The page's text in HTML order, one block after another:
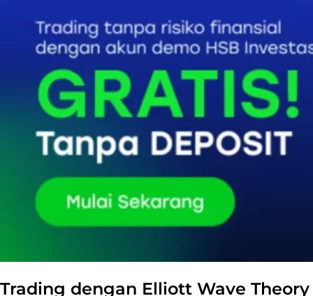
Trading dengan Elliott Wave Theory